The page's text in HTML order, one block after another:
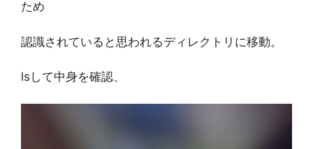
ため
認識されていると思われるディレクトリに移動。
lsして中身を確認、